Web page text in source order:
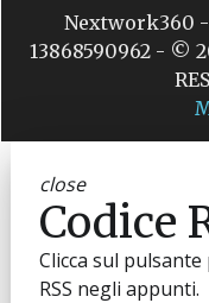
Nextwork360
13868590962 - ©
close
Codice
Clicca sul
RSS negli appunti.